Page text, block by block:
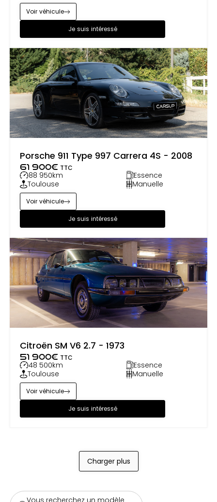
Je suis intéressé
Voir véhicule
Porsche 911 Type 997 Carrera 4S - 2008
61 900€ TTC
88 950km
Essence
Toulouse
Manuelle
Je suis intéressé
Voir véhicule
Citroën SM V6 2.7 - 1973
51 900€ TTC
48 500km
Essence
Toulouse
Manuelle
Je suis intéressé
Voir véhicule
Charger plus